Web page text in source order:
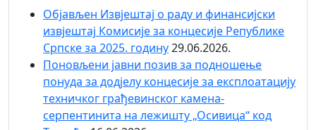
Објaвљен Извјештај о раду и финансијски
извјештај Комисије за концесије Републике
Српске за 2025. годину29.06.2026.
Поновљени јавни позив за подношење
понуда за додјелу концесије за експлоатацију
техничког грађевинског камена-
серпентинита на лежишту „Осивица“ код